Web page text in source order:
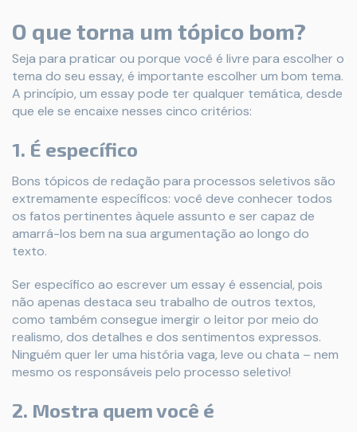
O que torna um tópico bom?
Seja para praticar ou porque você é livre para escolher o
tema do seu essay, é importante escolher um bom tema.
A princípio, um essay pode ter qualquer temática, desde
que ele se encaixe nesses cinco critérios:
1. É específico
Bons tópicos de redação para processos seletivos são
extremamente específicos: você deve conhecer todos
os fatos pertinentes àquele assunto e ser capaz de
amarrá-los bem na sua argumentação ao longo do
texto.
Ser específico ao escrever um essay é essencial, pois
não apenas destaca seu trabalho de outros textos,
como também consegue imergir o leitor por meio do
realismo, dos detalhes e dos sentimentos expressos.
Ninguém quer ler uma história vaga, leve ou chata – nem
mesmo os responsáveis pelo processo seletivo!
2. Mostra quem você é